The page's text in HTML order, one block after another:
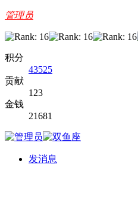
管理员
积分
43525
贡献
123
金钱
21681
发消息